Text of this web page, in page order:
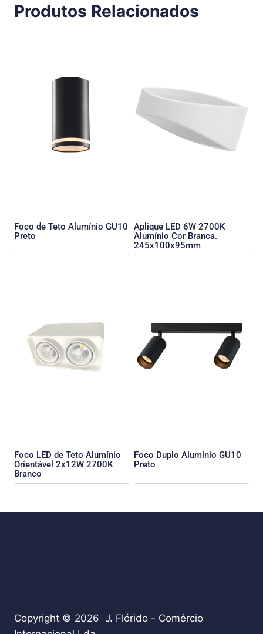
Produtos Relacionados
Foco de Teto Alumínio GU10
Preto
Aplique LED 6W 2700K
Alumínio Cor Branca.
245x100x95mm
Foco LED de Teto Alumínio
Orientável 2x12W 2700K
Branco
Foco Duplo Alumínio GU10
Preto
Copyright © 2026 J. Flórido - Comércio